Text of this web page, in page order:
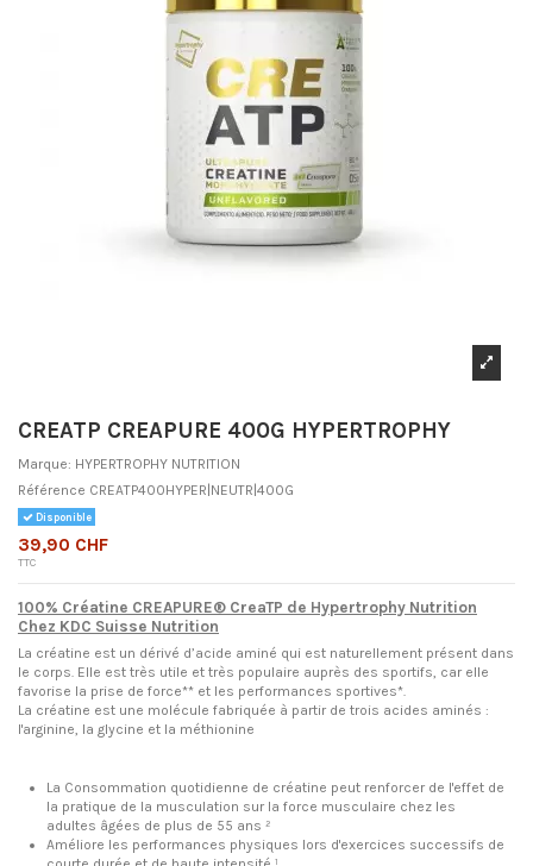
CREATP CREAPURE 400G HYPERTROPHY
Marque: HYPERTROPHY NUTRITION
Référence CREATP400HYPER|NEUTR|400G
Disponible
39,90 CHF
TTC
100% Créatine CREAPURE® CreaTP de Hypertrophy Nutrition
Chez KDC Suisse Nutrition
La créatine est un dérivé d’acide aminé qui est naturellement présent dans
le corps. Elle est très utile et très populaire auprès des sportifs, car elle
favorise la prise de force** et les performances sportives*.
La créatine est une molécule fabriquée à partir de trois acides aminés :
l'arginine, la glycine et la méthionine
La Consommation quotidienne de créatine peut renforcer de l'effet de
la pratique de la musculation sur la force musculaire chez les
adultes âgées de plus de 55 ans ²
Améliore les performances physiques lors d'exercices successifs de